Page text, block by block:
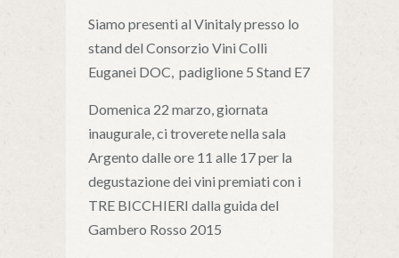
Siamo presenti al Vinitaly presso lo
stand del Consorzio Vini Colli
Euganei DOC, padiglione 5 Stand E7
Domenica 22 marzo, giornata
inaugurale, ci troverete nella sala
Argento dalle ore 11 alle 17 per la
degustazione dei vini premiati con i
TRE BICCHIERI dalla guida del
Gambero Rosso 2015